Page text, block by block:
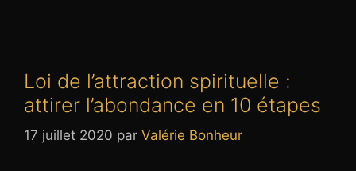
Loi de l’attraction spirituelle :
attirer l’abondance en 10 étapes
17 juillet 2020 par Valérie Bonheur